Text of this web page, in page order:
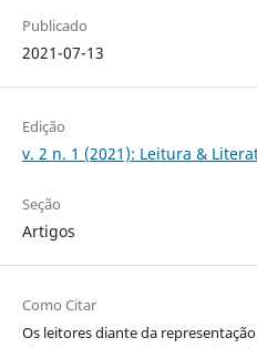
Publicado
2021-07-13
Edição
v. 2 n. 1 (2021): Leitura &
Seção
Artigos
Como Citar
Os leitores diante da